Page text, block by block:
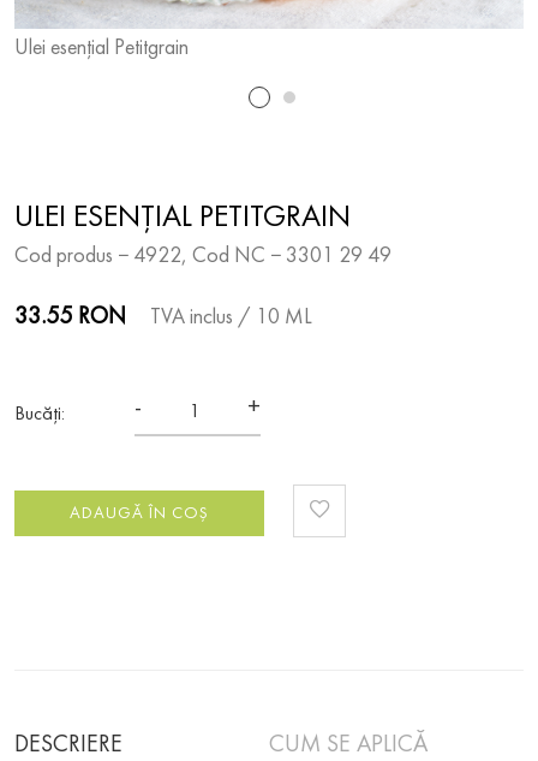
Ulei esențial Petitgrain
ULEI ESENȚIAL PETITGRAIN
Cod produs − 4922, Cod NC − 3301 29 49
33.55 RON TVA inclus / 10 ML
Bucăți: - +
ADAUGĂ ÎN COȘ
DESCRIERE
CUM SE APLICĂ